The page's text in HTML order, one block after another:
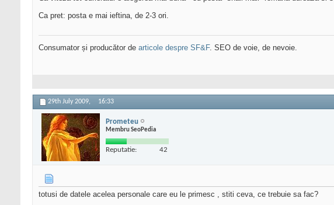
Ca pret: posta e mai ieftina, de 2-3 ori.
Consumator și producător de articole despre SF&F. SEO de voie, de nevoie.
29th July 2009, 16:33
Prometeu
Membru SeoPedia
Reputatie: 42
totusi de datele acelea personale care eu le primesc , stiti ceva, ce trebuie sa fac?